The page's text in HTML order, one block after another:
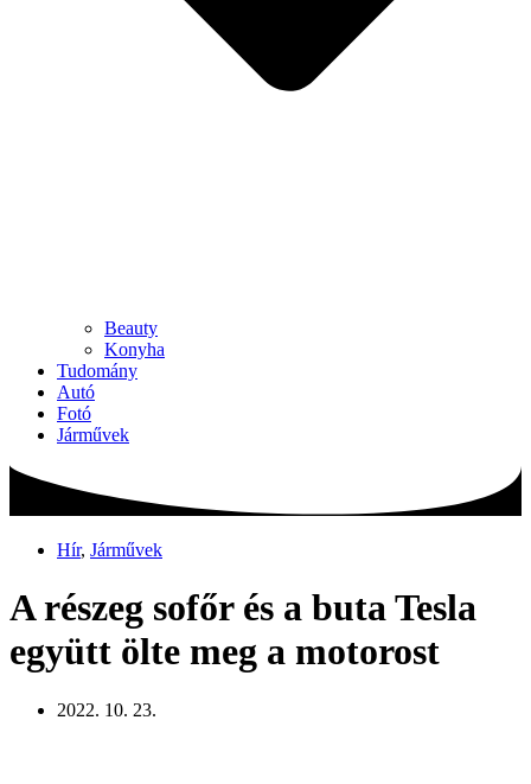
Beauty
Konyha
Tudomány
Autó
Fotó
Járművek
Hír, Járművek
A részeg sofőr és a buta Tesla
együtt ölte meg a motorost
2022. 10. 23.